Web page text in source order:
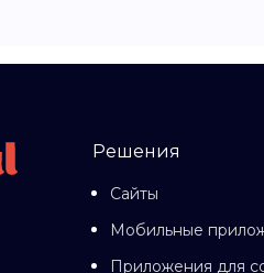
Решения
Сайты
Мобильные
Приложения для